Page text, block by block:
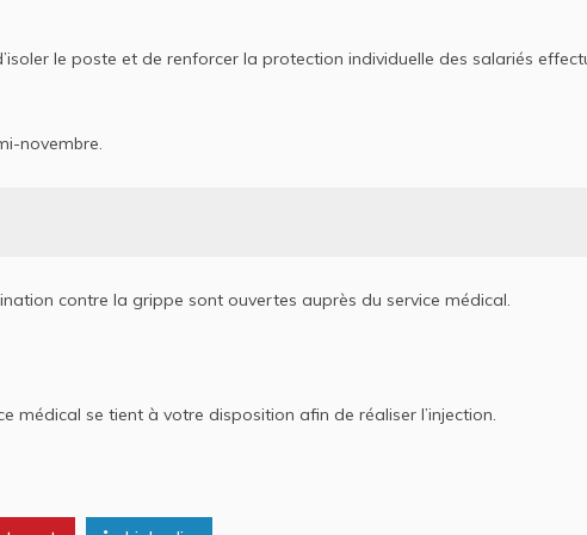
le poste et de renforcer la protection individuelle des salariés
novembre.
contre la grippe sont ouvertes auprès du service médical.
médical se tient à votre disposition afin de réaliser l’injection.